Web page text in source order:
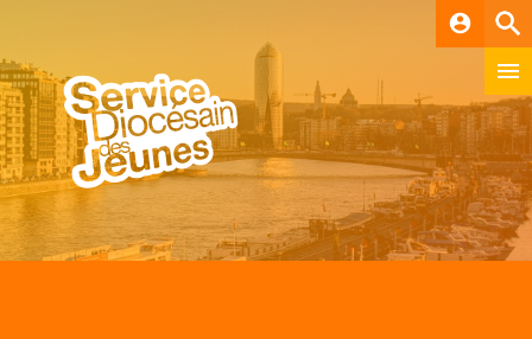
account_circle